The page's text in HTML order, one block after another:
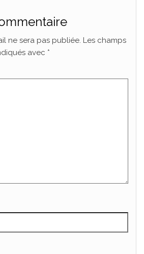
ne sera pas publiée. Les champs
avec *